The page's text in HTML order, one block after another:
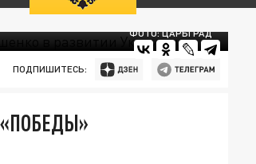
ФОТО: ЦАРЬГРАД
ПОДПИШИТЕСЬ: